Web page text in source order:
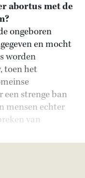
abortus met de
ongeboren
en mocht
worden
toen het
een strenge ban
mensen echter
van